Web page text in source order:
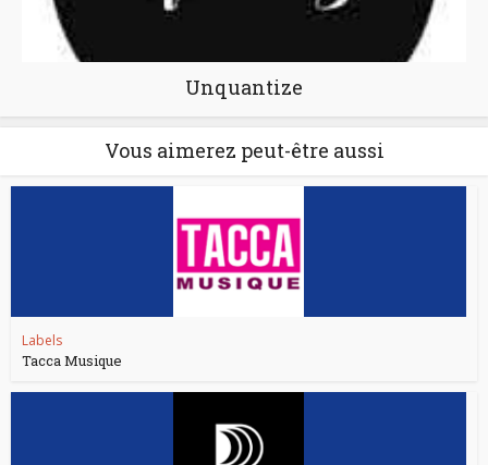
Unquantize
Vous aimerez peut-être aussi
Labels
Tacca Musique